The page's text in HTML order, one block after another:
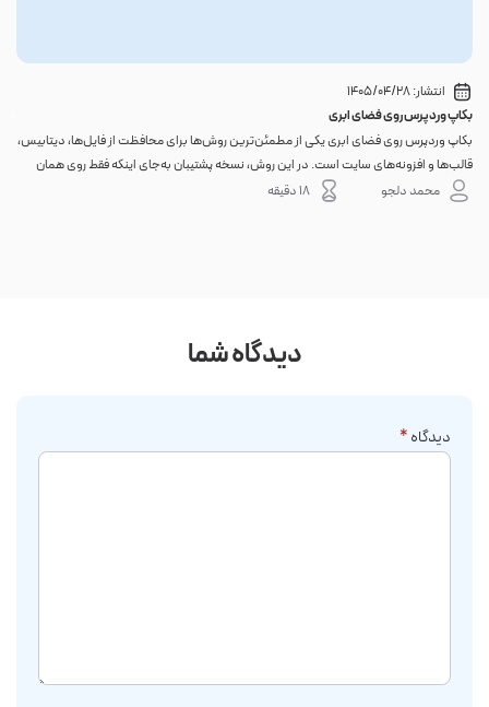
انتشار:1405/04/28
بکاپ وردپرس روی فضای ابری
بکاپ وردپرس روی فضای ابری یکی از مطمئن‌ترین روش‌ها برای محافظت از فایل‌ها، دیتابیس،
قالب‌ها و افزونه‌های سایت است. در این روش، نسخه پشتیبان به‌جای اینکه فقط روی همان
هاست اصلی باقی بماند، به یک فضای جداگانه منتقل می‌شود؛ بنابراین خرابی سرور، هک
محمد دلجو 18 دقیقه
دیدگاه شما
دیدگاه*